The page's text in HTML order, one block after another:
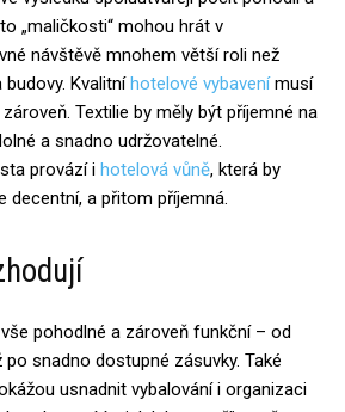
„maličkosti“ mohou hrát v
návštěvě mnohem větší roli než
Kvalitní hotelové vybavenímusí
Textilie by měly být příjemné na
a snadno udržovatelné.
provází i hotelová vůně, která by
decentní, a přitom příjemná.
pohodlné a zároveň funkční – od
po snadno dostupné zásuvky. Také
usnadnit vybalování i organizaci